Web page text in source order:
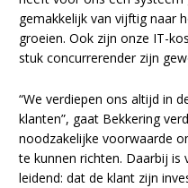
gemakkelijk van vijftig naar
groeien. Ook zijn onze IT-
stuk concurrerender zijn
“We verdiepen ons altijd in
klanten”, gaat Bekkering
noodzakelijke voorwaarde
te kunnen richten. Daarbij
leidend: dat de klant zijn